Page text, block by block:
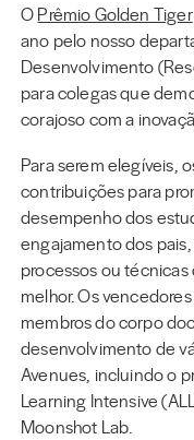
OPrêmio Golden Tiger
ano pelo nosso
Desenvolvimento
para colegas que
corajoso com a
Para serem elegíveis,
contribuições para
desempenho dos
engajamento dos
processos ou
melhor. Os
membros do corpo
desenvolvimento de
Avenues, incluindo o
Learning Intensive
Moonshot Lab.